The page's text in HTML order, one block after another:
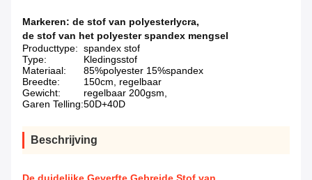
Markeren: de stof van polyesterlycra,
de stof van het polyester spandex mengsel
Producttype: spandex stof
Type:
Kledingsstof
Materiaal:
85%polyester 15%spandex
Breedte:
150cm, regelbaar
Gewicht:
regelbaar 200gsm,
Garen Telling:50D+40D
Beschrijving